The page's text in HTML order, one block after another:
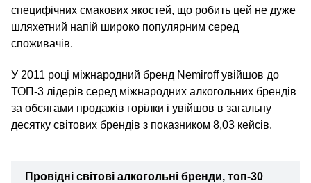
специфічних смакових якостей, що робить цей не дуже
шляхетний напій широко популярним серед
споживачів.
У 2011 році міжнародний бренд Nemiroff увійшов до
ТОП‑3 лідерів серед міжнародних алкогольних брендів
за обсягами продажів горілки і увійшов в загальну
десятку світових брендів з показником 8,03 кейсів.
Провідні світові алкогольні бренди, топ-30